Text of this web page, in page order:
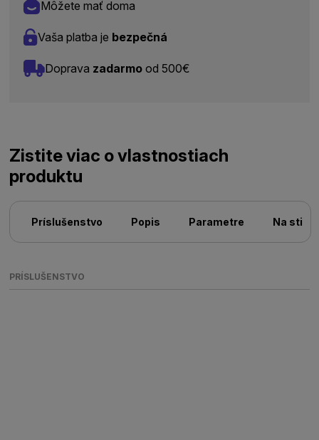
Môžete mať doma
Vaša platba je bezpečná
Doprava zadarmo od 500€
Zistite viac o vlastnostiach
produktu
Príslušenstvo Popis Parametre Na
PRÍSLUŠENSTVO